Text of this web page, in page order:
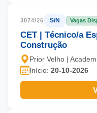
3074/26 S/N Vagas
CET | Técnico/a
Construção
Prior Velho |
Início: 20-10-2026